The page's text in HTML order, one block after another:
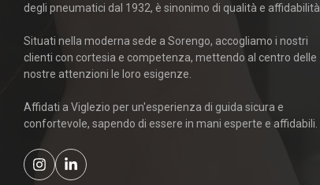
degli pneumatici dal 1932, è sinonimo di qualità e affidabilità.
Situati nella moderna sede a Sorengo, accogliamo i nostri
clienti con cortesia e competenza, mettendo al centro delle
nostre attenzioni le loro esigenze.
Affidati a Viglezio per un'esperienza di guida sicura e
confortevole, sapendo di essere in mani esperte e affidabili.